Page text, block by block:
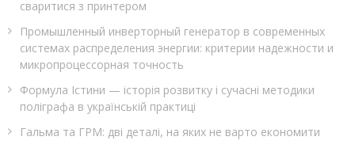
сваритися з принтером
Промышленный инверторный генератор в современных
системах распределения энергии: критерии надежности и
микропроцессорная точность
Формула Істини — історія розвитку і сучасні методики
поліграфа в українській практиці
Гальма та ГРМ: дві деталі, на яких не варто економити